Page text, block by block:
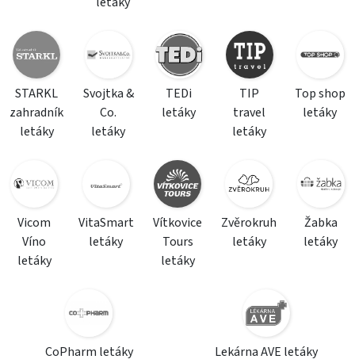
STARKL
zahradník
letáky
Svojtka &
Co.
letáky
TEDi
letáky
TIP
travel
letáky
Top shop
letáky
Vicom
Víno
letáky
VitaSmart
letáky
Vítkovice
Tours
letáky
Zvěrokruh
letáky
Žabka
letáky
CoPharm letáky Lekárna AVE letáky